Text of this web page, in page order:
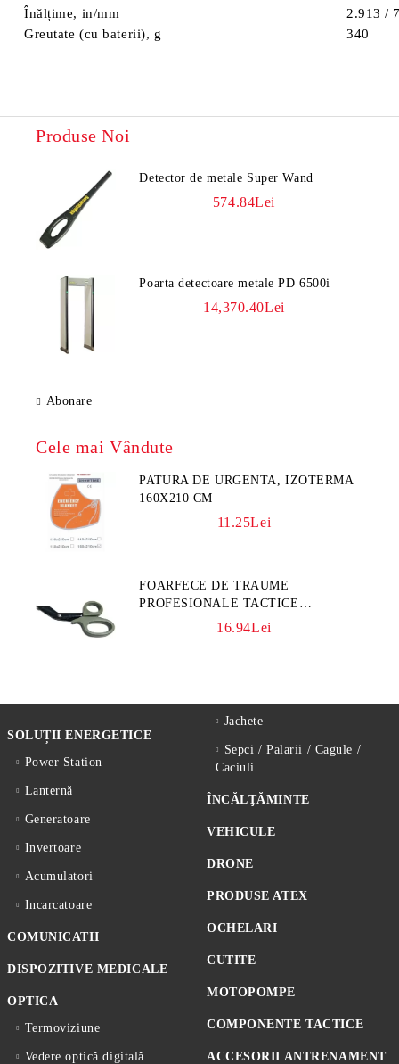
Înălțime, in/mm
2.913 /
Greutate (cu baterii), g
340
Produse Noi
Detector de metale Super Wand
574.84Lei
Poarta detectoare metale PD 6500i
14,370.40Lei
Abonare
Cele mai Vândute
PATURA DE URGENTA, IZOTERMA
160X210 CM
11.25Lei
FOARFECE DE TRAUME
PROFESIONALE TACTICE
CULOARE KAKI16.94Lei
SOLUȚII ENERGETICE
Power Station
Lanternă
Generatoare
Invertoare
Acumulatori
Incarcatoare
COMUNICATII
DISPOZITIVE MEDICALE
OPTICA
Termoviziune
Vedere optică digitală
Jachete
Sepci / Palarii / Cagule /
Caciuli
ÎNCĂLŢĂMINTE
VEHICULE
DRONE
PRODUSE ATEX
OCHELARI
CUTITE
MOTOPOMPE
COMPONENTE TACTICE
ACCESORII ANTRENAMENT